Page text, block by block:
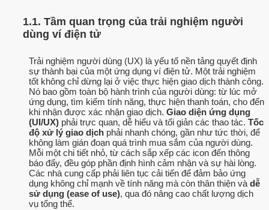
1.1. Tầm quan trọng của trải nghiệm người
dùng ví điện tử
Trải nghiệm người dùng (UX) là yếu tố nền tảng quyết định
sự thành bại của một ứng dụng ví điện tử. Một trải nghiệm
tốt không chỉ dừng lại ở việc thực hiện giao dịch thành công.
Nó bao gồm toàn bộ hành trình của người dùng: từ lúc mở
ứng dụng, tìm kiếm tính năng, thực hiện thanh toán, cho đến
khi nhận được xác nhận giao dịch. Giao diện ứng dụng
(UI/UX) phải trực quan, dễ hiểu và tối giản các thao tác. Tốc
độ xử lý giao dịch phải nhanh chóng, gần như tức thời, để
không làm gián đoạn quá trình mua sắm của người dùng.
Mỗi một chi tiết nhỏ, từ cách sắp xếp các icon đến thông
báo đẩy, đều góp phần định hình cảm nhận và sự hài lòng.
Các nhà cung cấp phải liên tục cải tiến để đảm bảo ứng
dụng không chỉ mạnh về tính năng mà còn thân thiện vàdễ
sử dụng (ease of use), qua đó nâng cao chất lượng dịch
vụ tổng thể.